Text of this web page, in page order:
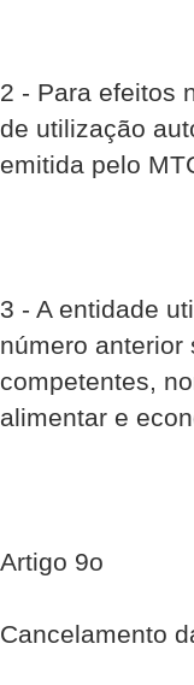
2 - Para efeitos
de utilização
emitida pelo
3 - A entidade
número anterior
competentes,
alimentar e
Artigo 9o
Cancelamento